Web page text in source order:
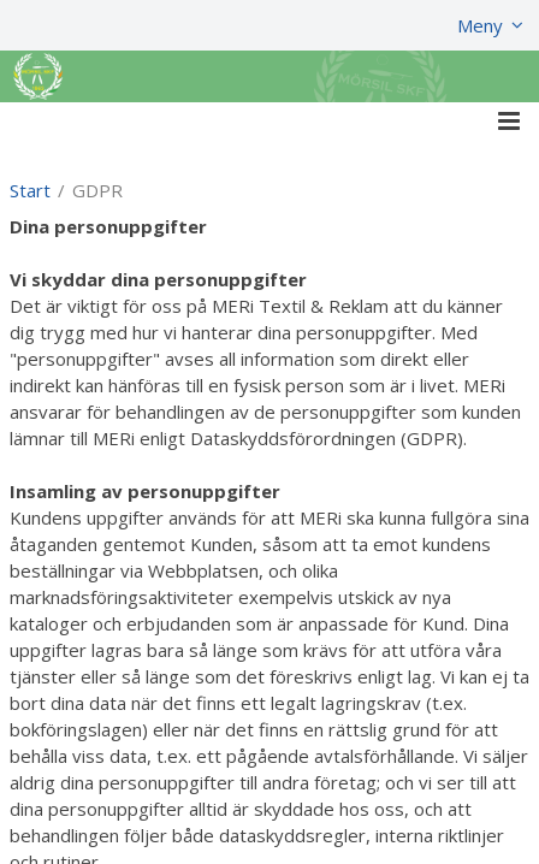
Meny
Start / GDPR
Dina personuppgifter
Vi skyddar dina personuppgifter
Det är viktigt för oss på MERi Textil & Reklam att du känner
dig trygg med hur vi hanterar dina personuppgifter. Med
"personuppgifter" avses all information som direkt eller
indirekt kan hänföras till en fysisk person som är i livet. MERi
ansvarar för behandlingen av de personuppgifter som kunden
lämnar till MERi enligt Dataskyddsförordningen (GDPR).
Insamling av personuppgifter
Kundens uppgifter används för att MERi ska kunna fullgöra sina
åtaganden gentemot Kunden, såsom att ta emot kundens
beställningar via Webbplatsen, och olika
marknadsföringsaktiviteter exempelvis utskick av nya
kataloger och erbjudanden som är anpassade för Kund. Dina
uppgifter lagras bara så länge som krävs för att utföra våra
tjänster eller så länge som det föreskrivs enligt lag. Vi kan ej ta
bort dina data när det finns ett legalt lagringskrav (t.ex.
bokföringslagen) eller när det finns en rättslig grund för att
behålla viss data, t.ex. ett pågående avtalsförhållande. Vi säljer
aldrig dina personuppgifter till andra företag; och vi ser till att
dina personuppgifter alltid är skyddade hos oss, och att
behandlingen följer både dataskyddsregler, interna riktlinjer